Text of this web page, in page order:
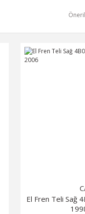
El Fren Teli Sağ